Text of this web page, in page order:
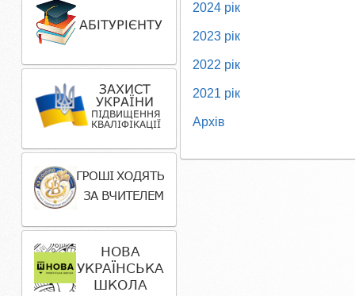
2024 рік
2023 рік
2022 рік
2021 рік
Архів